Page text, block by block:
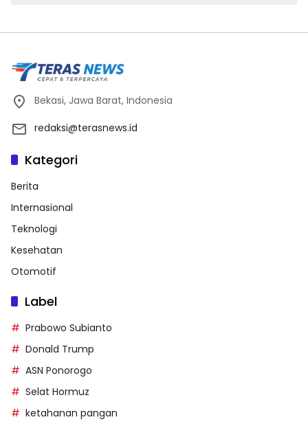
Bekasi, Jawa Barat, Indonesia
redaksi@terasnews.id
Kategori
Berita
Internasional
Teknologi
Kesehatan
Otomotif
Label
Prabowo Subianto
Donald Trump
ASN Ponorogo
Selat Hormuz
ketahanan pangan